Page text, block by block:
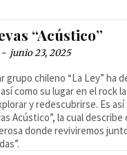
“Acústico”
- junio 23, 2025
grupo chileno “La Ley” ha
como su lugar en el rock
y redescubrirse. Es
Acústico”, la cual describe
donde reviviremos